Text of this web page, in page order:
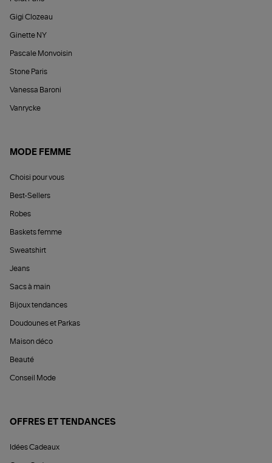
Gigi Clozeau
Ginette NY
Pascale Monvoisin
Stone Paris
Vanessa Baroni
Vanrycke
MODE FEMME
Choisi pour vous
Best-Sellers
Robes
Baskets femme
Sweatshirt
Jeans
Sacs à main
Bijoux tendances
Doudounes et Parkas
Maison déco
Beauté
Conseil Mode
OFFRES ET TENDANCES
Idées Cadeaux